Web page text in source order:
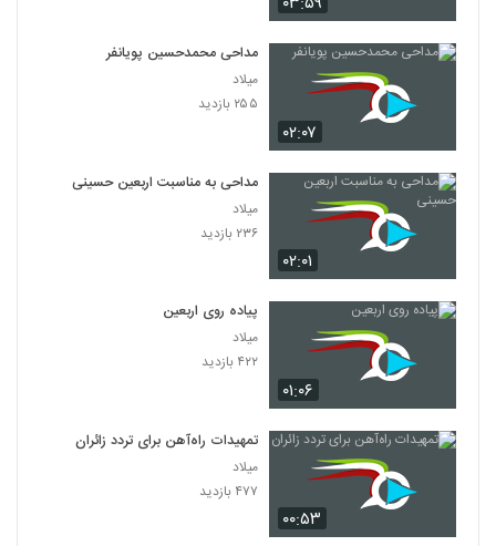
۰۲:۰۷
مداحی محمدحسین پویانفر
میلاد
۲۵۵ بازدید
۰۲:۰۱
مداحی به مناسبت اربعین حسینی
میلاد
۲۳۶ بازدید
۰۱:۰۶
پیاده روی اربعین
میلاد
۴۲۲ بازدید
۰۰:۵۳
تمهیدات راه‌آهن برای تردد زائران
میلاد
۴۷۷ بازدید